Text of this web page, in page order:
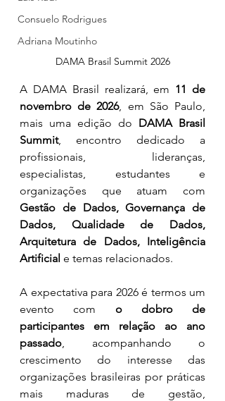
Consuelo Rodrigues
Adriana Moutinho
DAMA Brasil Summit 2026
A DAMA Brasil realizará, em 11 de
novembro de 2026, em São Paulo,
mais uma edição do DAMA Brasil
Summit, encontro dedicado a
profissionais, lideranças,
especialistas, estudantes e
Gestão de Dados, Governança de
Dados, Qualidade de Dados,
Arquitetura de Dados, Inteligência
Artificial e temas relacionados.
A expectativa para 2026 é termos um
evento com o dobro de
participantes em relação ao ano
passado, acompanhando o
crescimento do interesse das
organizações brasileiras por práticas
mais maduras de gestão,